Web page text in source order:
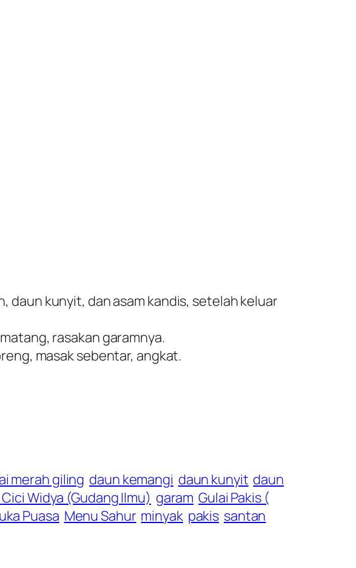
daun kunyit, dan asam kandis, setelah keluar
rasakan garamnya.
masak sebentar, angkat.
merah giling daun kemangi daun kunyit daun
Widya (Gudang Ilmu) garam Gulai Pakis (
Puasa Menu Sahur minyak pakis santan